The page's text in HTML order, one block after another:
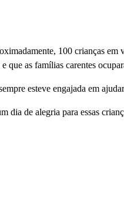
100 crianças
que as famílias carentes
esteve engajada em
dia de alegria para essas